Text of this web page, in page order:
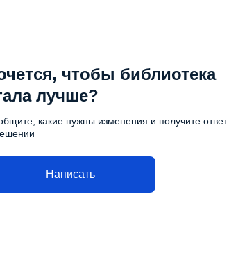
чтобы библиотека
лучше?
какие нужны изменения и получите ответ
Написать